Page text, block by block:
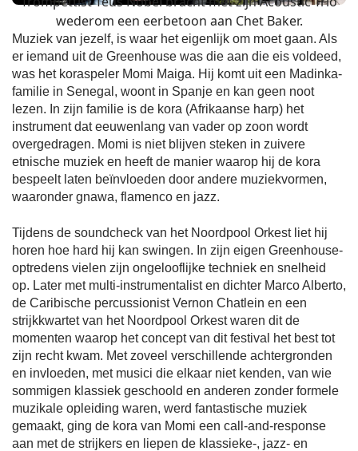
wederom een eerbetoon aan Chet Baker.
Muziek van jezelf, is waar het eigenlijk om moet gaan. Als
er iemand uit de Greenhouse was die aan die eis voldeed,
was het koraspeler Momi Maiga. Hij komt uit een Madinka-
familie in Senegal, woont in Spanje en kan geen noot
lezen. In zijn familie is de kora (Afrikaanse harp) het
instrument dat eeuwenlang van vader op zoon wordt
overgedragen. Momi is niet blijven steken in zuivere
etnische muziek en heeft de manier waarop hij de kora
bespeelt laten beïnvloeden door andere muziekvormen,
waaronder gnawa, flamenco en jazz.
Tijdens de soundcheck van het Noordpool Orkest liet hij
horen hoe hard hij kan swingen. In zijn eigen Greenhouse-
optredens vielen zijn ongelooflijke techniek en snelheid
op. Later met multi-instrumentalist en dichter Marco Alberto,
de Caribische percussionist Vernon Chatlein en een
strijkkwartet van het Noordpool Orkest waren dit de
momenten waarop het concept van dit festival het best tot
zijn recht kwam. Met zoveel verschillende achtergronden
en invloeden, met musici die elkaar niet kenden, van wie
sommigen klassiek geschoold en anderen zonder formele
muzikale opleiding waren, werd fantastische muziek
gemaakt, ging de kora van Momi een call-and-response
aan met de strijkers en liepen de klassieke-, jazz- en